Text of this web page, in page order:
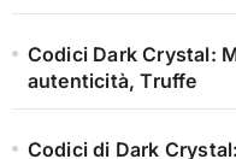
Codici Dark Crystal:
autenticità, Truffe
Codici di Dark